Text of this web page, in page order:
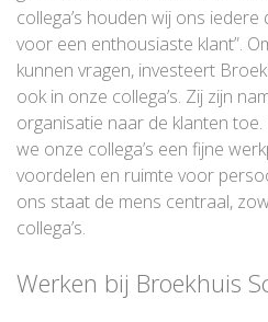
collega’s houden wij ons iedere
voor een enthousiaste klant”.
kunnen vragen, investeert
ook in onze collega’s. Zij zijn
organisatie naar de klanten
we onze collega’s een fijne
voordelen en ruimte voor
ons staat de mens centraal,
collega’s.
Werken bij Broekhuis